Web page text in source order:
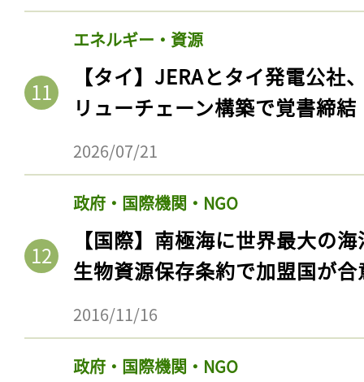
エネルギー・資源
【タイ】JERAとタイ発電公社
リューチェーン構築で覚書締結
2026/07/21
政府・国際機関・NGO
【国際】南極海に世界最大の
生物資源保存条約で加盟国が合
2016/11/16
政府・国際機関・NGO